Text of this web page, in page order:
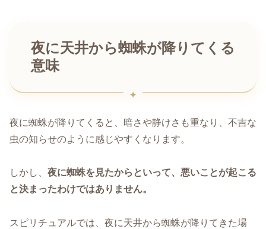
夜に天井から蜘蛛が降りてくる
意味
夜に蜘蛛が降りてくると、暗さや静けさも重なり、不吉な
虫の知らせのように感じやすくなります。
しかし、 夜に蜘蛛を見たからといって、悪いことが起こる
と決まったわけではありません。
スピリチュアルでは、夜に天井から蜘蛛が降りてきた場